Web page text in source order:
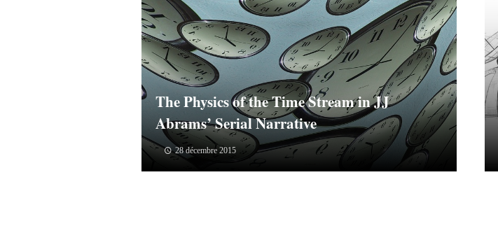
The Physics of the Time Stream in JJ
Abrams’ Serial Narrative
28 décembre 2015